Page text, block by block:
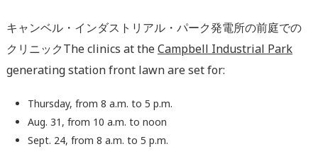
キャンベル・インダストリアル・パーク発電所の前庭での
クリニックThe clinics at theCampbell Industrial Park
generating station front lawn are set for:
Thursday, from 8 a.m. to 5 p.m.
Aug. 31, from 10 a.m. to noon
Sept. 24, from 8 a.m. to 5 p.m.